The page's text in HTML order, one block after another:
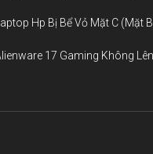
Laptop Hp Bị Bể Vỏ Mặt C (Mặt
17 Gaming Không